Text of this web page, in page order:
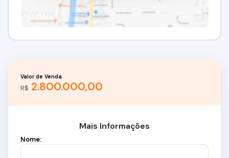
R$ 2.800.000,00
Valor de Venda
Mais Informações
Nome: